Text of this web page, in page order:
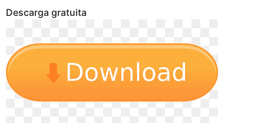
Descarga gratuita